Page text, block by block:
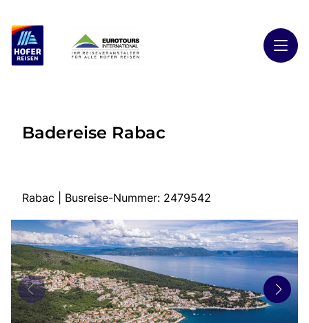
Highlights
Start
Busreisen
Kontakt
zurück zu HOFER REISEN
Badereise Rabac
Rabac | Busreise-Nummer: 2479542